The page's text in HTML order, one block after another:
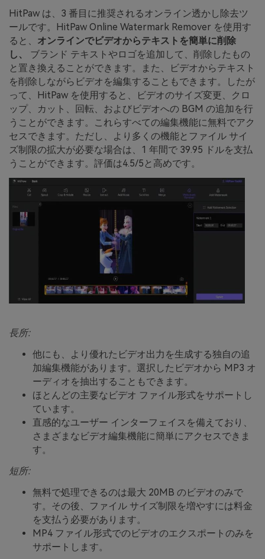
HitPaw は、3 番目に推奨されるオンライン透かし除去ツ
ールです。HitPaw Online Watermark Remover を使用す
ると、 オンラインでビデオからテキストを簡単に削除
し、
ブランド テキストやロゴを追加して、削除したもの
と置き換えることができます。また、ビデオからテキスト
を削除しながらビデオを編集することもできます。したが
って、HitPaw を使用すると、ビデオのサイズ変更、クロ
ップ、カット、回転、およびビデオへの BGM の追加を行
うことができます。これらすべての編集機能に無料でアク
セスできます。ただし、より多くの機能とファイル サイ
ズ制限の拡大が必要な場合は、1 年間で 39.95 ドルを支払
うことができます。評価は4.5/5と高めです。
長所:
他にも、より優れたビデオ出力を生成する独自の追
加編集機能があります。選択したビデオから MP3 オ
ーディオを抽出することもできます。
ほとんどの主要なビデオ ファイル形式をサポートし
ています。
直感的なユーザー インターフェイスを備えており、
さまざまなビデオ編集機能に簡単にアクセスできま
す。
短所:
無料で処理できるのは最大 20MB のビデオのみで
す。その後、ファイル サイズ制限を増やすには料金
を支払う必要があります。
MP4 ファイル形式でのビデオのエクスポートのみを
サポートします。